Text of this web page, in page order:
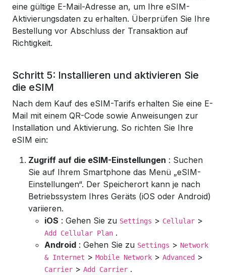
eine gültige E-Mail-Adresse an, um Ihre eSIM-
Aktivierungsdaten zu erhalten. Überprüfen Sie Ihre
Bestellung vor Abschluss der Transaktion auf
Richtigkeit.
Schritt 5: Installieren und aktivieren Sie
die eSIM
Nach dem Kauf des eSIM-Tarifs erhalten Sie eine E-
Mail mit einem QR-Code sowie Anweisungen zur
Installation und Aktivierung. So richten Sie Ihre
eSIM ein:
Zugriff auf die eSIM-Einstellungen : Suchen
Sie auf Ihrem Smartphone das Menü „eSIM-
Einstellungen“. Der Speicherort kann je nach
Betriebssystem Ihres Geräts (iOS oder Android)
variieren.
iOS : Gehen Sie zu Settings > Cellular >
Add Cellular Plan .
Android : Gehen Sie zu Settings > Network
& Internet > Mobile Network > Advanced >
Carrier > Add Carrier .